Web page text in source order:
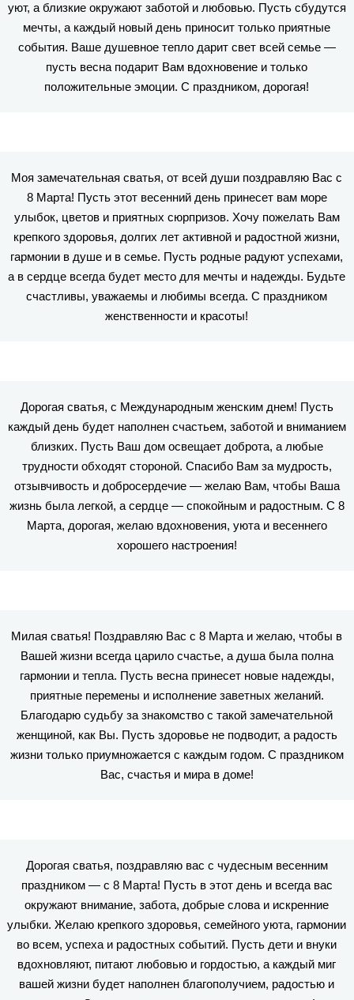
уют, а близкие окружают заботой и любовью. Пусть сбудутся
мечты, а каждый новый день приносит только приятные
события. Ваше душевное тепло дарит свет всей семье —
пусть весна подарит Вам вдохновение и только
положительные эмоции. С праздником, дорогая!
Моя замечательная сватья, от всей души поздравляю Вас с
8 Марта! Пусть этот весенний день принесет вам море
улыбок, цветов и приятных сюрпризов. Хочу пожелать Вам
крепкого здоровья, долгих лет активной и радостной жизни,
гармонии в душе и в семье. Пусть родные радуют успехами,
а в сердце всегда будет место для мечты и надежды. Будьте
счастливы, уважаемы и любимы всегда. С праздником
женственности и красоты!
Дорогая сватья, с Международным женским днем! Пусть
каждый день будет наполнен счастьем, заботой и вниманием
близких. Пусть Ваш дом освещает доброта, а любые
трудности обходят стороной. Спасибо Вам за мудрость,
отзывчивость и добросердечие — желаю Вам, чтобы Ваша
жизнь была легкой, а сердце — спокойным и радостным. С 8
Марта, дорогая, желаю вдохновения, уюта и весеннего
хорошего настроения!
Милая сватья! Поздравляю Вас с 8 Марта и желаю, чтобы в
Вашей жизни всегда царило счастье, а душа была полна
гармонии и тепла. Пусть весна принесет новые надежды,
приятные перемены и исполнение заветных желаний.
Благодарю судьбу за знакомство с такой замечательной
женщиной, как Вы. Пусть здоровье не подводит, а радость
жизни только приумножается с каждым годом. С праздником
Вас, счастья и мира в доме!
Дорогая сватья, поздравляю вас с чудесным весенним
праздником — с 8 Марта! Пусть в этот день и всегда вас
окружают внимание, забота, добрые слова и искренние
улыбки. Желаю крепкого здоровья, семейного уюта, гармонии
во всем, успеха и радостных событий. Пусть дети и внуки
вдохновляют, питают любовью и гордостью, а каждый миг
вашей жизни будет наполнен благополучием, радостью и